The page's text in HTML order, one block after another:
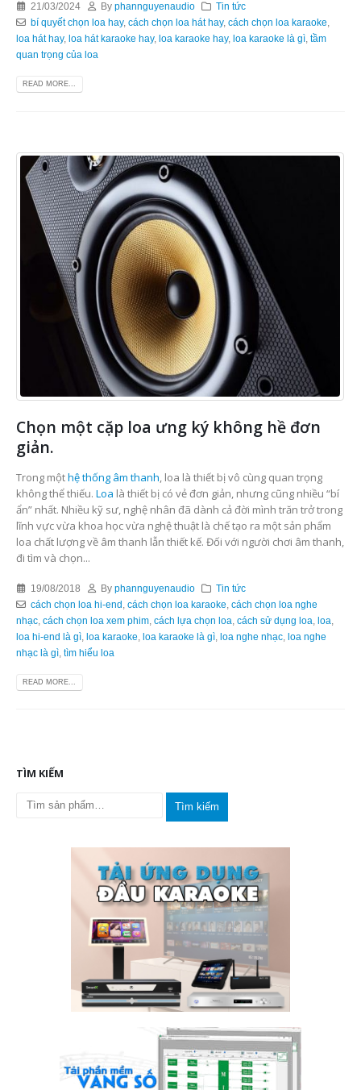
21/03/2024 Byphannguyenaudio
Tin tức
bí quyết chọn loa hay, cách chọn loa hát hay, cách chọn loa karaoke
loa hát hay, loa hát karaoke hay, loa karaoke hay, loa karaoke là gì tầm
quan trọng của loa
READ MORE...
Chọn một cặp loa ưng ký không hề đơn
giản.
Trong mộthệ thống âm thanh, loa là thiết bị vô cùng quan trọng
không thể thiếu. Loa là thiết bị có vẻ đơn giản, nhưng cũng nhiều “bí
ẩn” nhất. Nhiều kỹ sư, nghệ nhân đã dành cả đời mình trăn trở trong
lĩnh vực vừa khoa học vừa nghệ thuật là chế tạo ra một sản phẩm
loa chất lượng về âm thanh lẫn thiết kế. Đối với người chơi âm thanh,
đi tìm và chọn...
19/08/2018 Byphannguyenaudio
Tin tức
cách chọn loa hi-end
cách chọn loa karaoke cách chọn loa nghe
nhạc cách chọn loa xem phim cách lựa chọn loa cách sử dụng loa loa
loa hi-end là gì
loa karaoke loa karaoke là gì loa nghe nhạc
loa nghe
nhạc là gì tìm hiểu loa
READ MORE...
TÌM KIẾM
Tìm kiếm